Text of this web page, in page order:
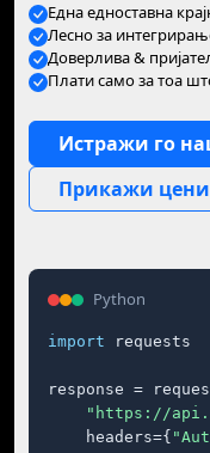
Една едноставна
Лесно за
Доверлива &
Плати само за тоа
Истражи го
Прикажи цени
Python
import requests
response =
"https://
    headers={